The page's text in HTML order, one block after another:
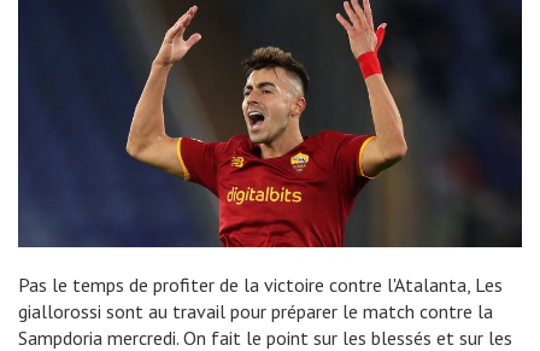
Pas le temps de profiter de la victoire contre l'Atalanta, Les
giallorossi sont au travail pour préparer le match contre la
Sampdoria mercredi. On fait le point sur les blessés et sur les